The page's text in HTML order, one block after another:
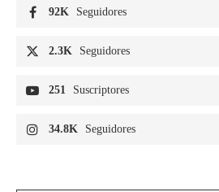
92K Seguidores
2.3K Seguidores
251 Suscriptores
34.8K Seguidores